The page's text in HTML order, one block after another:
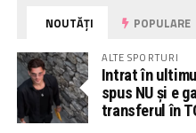
NOUTĂȚI POPULARE
ALTE SPORTURI
Intrat în
spus NU și e
transferul în